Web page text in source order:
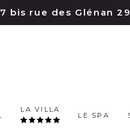
7 bis rue des Glénan
LA VILLA
LE SPA